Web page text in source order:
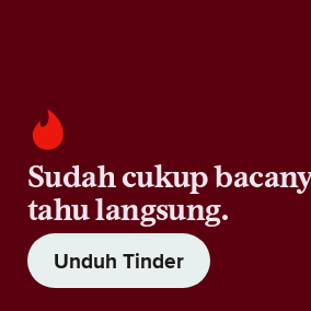
Sudah cukup
tahu langsung.
Unduh Tinder